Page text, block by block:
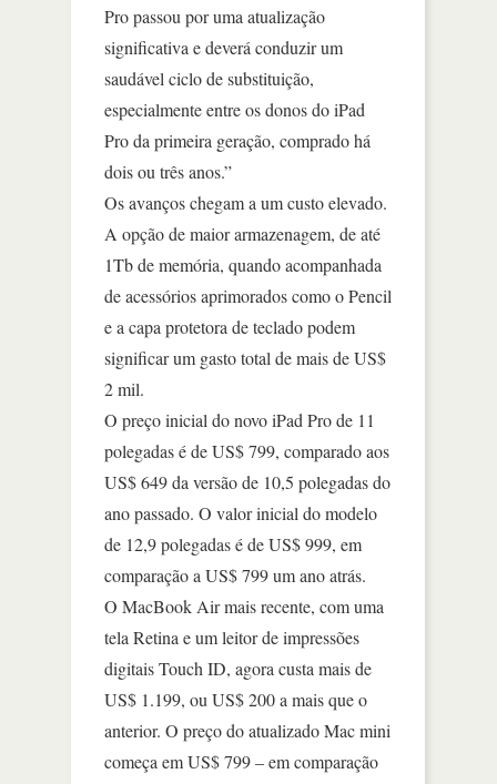
Pro passou por uma atualização
significativa e deverá conduzir um
saudável ciclo de substituição,
especialmente entre os donos do iPad
Pro da primeira geração, comprado há
dois ou três anos.”
Os avanços chegam a um custo elevado.
A opção de maior armazenagem, de até
1Tb de memória, quando acompanhada
de acessórios aprimorados como o Pencil
e a capa protetora de teclado podem
significar um gasto total de mais de US$
2 mil.
O preço inicial do novo iPad Pro de 11
polegadas é de US$ 799, comparado aos
US$ 649 da versão de 10,5 polegadas do
ano passado. O valor inicial do modelo
de 12,9 polegadas é de US$ 999, em
comparação a US$ 799 um ano atrás.
O MacBook Air mais recente, com uma
tela Retina e um leitor de impressões
digitais Touch ID, agora custa mais de
US$ 1.199, ou US$ 200 a mais que o
anterior. O preço do atualizado Mac mini
começa em US$ 799 – em comparação